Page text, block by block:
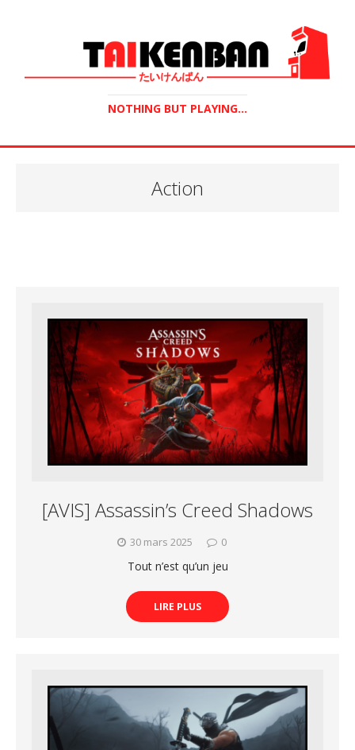
NOTHING BUT PLAYING...
Action
[AVIS] Assassin’s Creed Shadows
30 mars 2025 0
Tout n’est qu’un jeu
LIRE PLUS